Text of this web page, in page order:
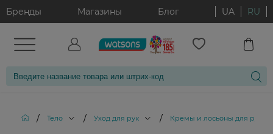
Бренды Магазины Блог UA RU
/ Тело / Уход для рук / Кремы и лосьоны для рук